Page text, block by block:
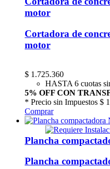
motor
Cortadora de
motor
$ 1.725.360
HASTA 6 cuotas
5% OFF CON
* Precio sin Impuestos $
Comprar
Plancha
Plancha